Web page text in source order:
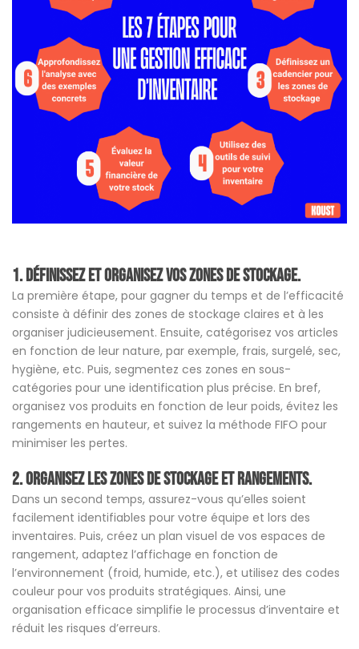
1. Définissez et organisez vos zones de stockage.
La première étape, pour gagner du temps et de l’efficacité
consiste à définir des zones de stockage claires et à les
organiser judicieusement. Ensuite, catégorisez vos articles
en fonction de leur nature, par exemple, frais, surgelé, sec,
hygiène, etc. Puis, segmentez ces zones en sous-
catégories pour une identification plus précise. En bref,
organisez vos produits en fonction de leur poids, évitez les
rangements en hauteur, et suivez la méthode FIFO pour
minimiser les pertes.
2. Organisez les zones de stockage et rangements.
Dans un second temps, assurez-vous qu’elles soient
facilement identifiables pour votre équipe et lors des
inventaires. Puis, créez un plan visuel de vos espaces de
rangement, adaptez l’affichage en fonction de
l’environnement (froid, humide, etc.), et utilisez des codes
couleur pour vos produits stratégiques. Ainsi, une
organisation efficace simplifie le processus d’inventaire et
réduit les risques d’erreurs.